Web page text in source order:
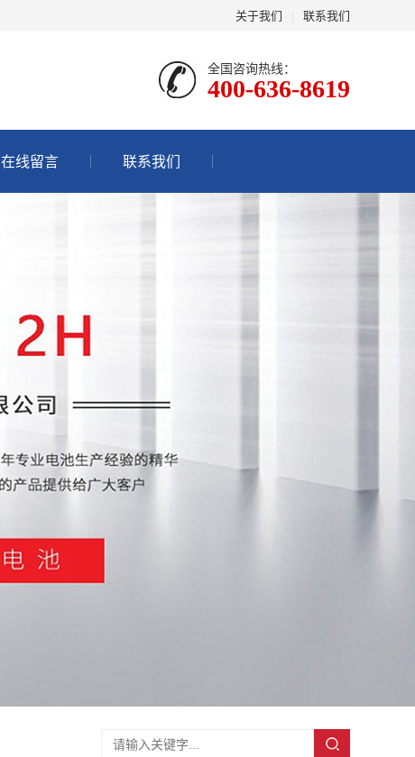
关于我们 联系我们
全国咨询热线：
400-636-8619
在线留言 联系我们